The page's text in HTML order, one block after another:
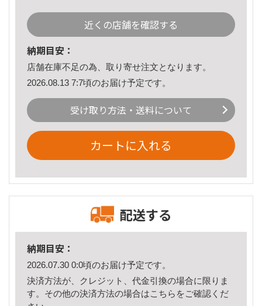
近くの店舗を確認する
納期目安：
店舗在庫不足の為、取り寄せ注文となります。
2026.08.13 7:7頃のお届け予定です。
受け取り方法・送料について
カートに入れる
配送する
納期目安：
2026.07.30 0:0頃のお届け予定です。
決済方法が、クレジット、代金引換の場合に限りま
す。その他の決済方法の場合はこちら をご確認くだ